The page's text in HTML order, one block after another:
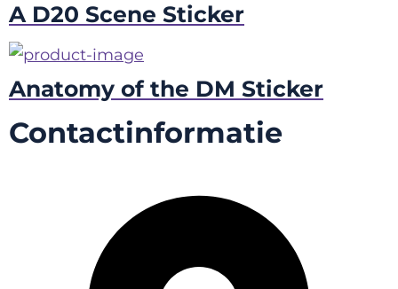
A D20 Scene Sticker
Anatomy of the DM Sticker
Contactinformatie